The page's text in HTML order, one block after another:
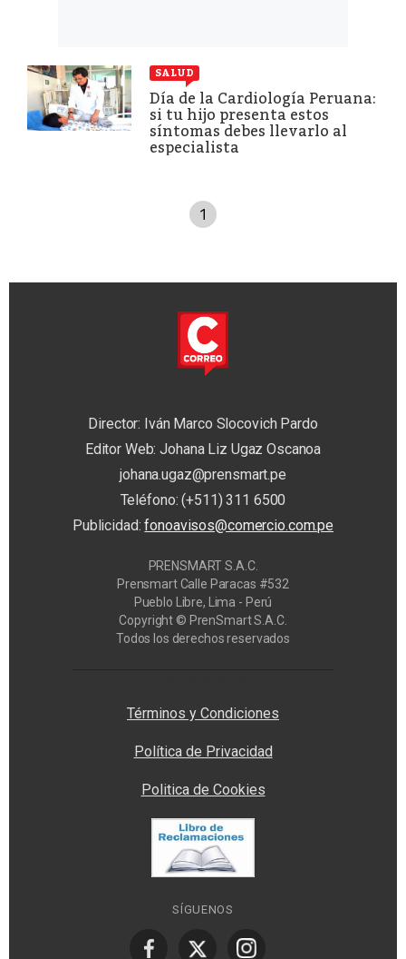
SALUD
Día de la Cardiología Peruana:
si tu hijo presenta estos
síntomas debes llevarlo al
especialista
1
Director: Iván Marco Slocovich Pardo
Editor Web: Johana Liz Ugaz Oscanoa
johana.ugaz@prensmart.pe
Teléfono: (+511) 311 6500
Publicidad:fonoavisos@comercio.com.pe
PRENSMART S.A.C.
Prensmart Calle Paracas #532
Pueblo Libre, Lima - Perú
Copyright © PrenSmart S.A.C.
Todos los derechos reservados
Términos y Condiciones
Política de Privacidad
Politica de Cookies
SÍGUENOS